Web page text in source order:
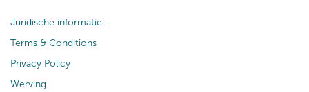
Juridische informatie
Terms & Conditions
Privacy Policy
Werving